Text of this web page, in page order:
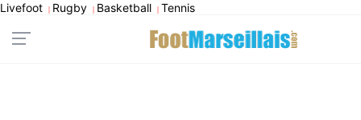
Livefoot | Rugby | Basketball | Tennis